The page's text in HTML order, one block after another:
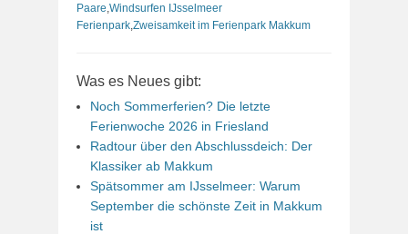
Paare Windsurfen IJsselmeer
Ferienpark Zweisamkeit im Ferienpark Makkum
Was es Neues gibt:
Noch Sommerferien? Die letzte
Ferienwoche 2026 in Friesland
Radtour über den Abschlussdeich: Der
Klassiker ab Makkum
Spätsommer am IJsselmeer: Warum
September die schönste Zeit in Makkum
ist